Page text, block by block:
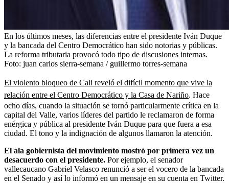
En los últimos meses, las diferencias entre el presidente Iván Duque
y la bancada del Centro Democrático han sido notorias y públicas.
La reforma tributaria provocó todo tipo de discusiones internas.
Foto: juan carlos sierra-semana / guillermo torres-semana
El violento bloqueo de Cali reveló el difícil momento que vive la
relación entre el Centro Democrático y la Casa de Nariño. Hace
ocho días, cuando la situación se tornó particularmente crítica en la
capital del Valle, varios líderes del partido le reclamaron de forma
enérgica y pública al presidente Iván Duque para que fuera a esa
ciudad. El tono y la indignación de algunos llamaron la atención.
El ala gobiernista del movimiento mostró por primera vez un
desacuerdo con el presidente. Por ejemplo, el senador
vallecaucano Gabriel Velasco renunció a ser el vocero de la bancada
en el Senado y así lo informó en un mensaje en su cuenta en Twitter.